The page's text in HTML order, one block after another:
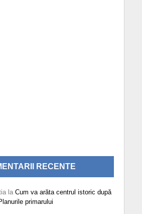
RECENTE
la Cum va arăta centrul istoric după
primarului